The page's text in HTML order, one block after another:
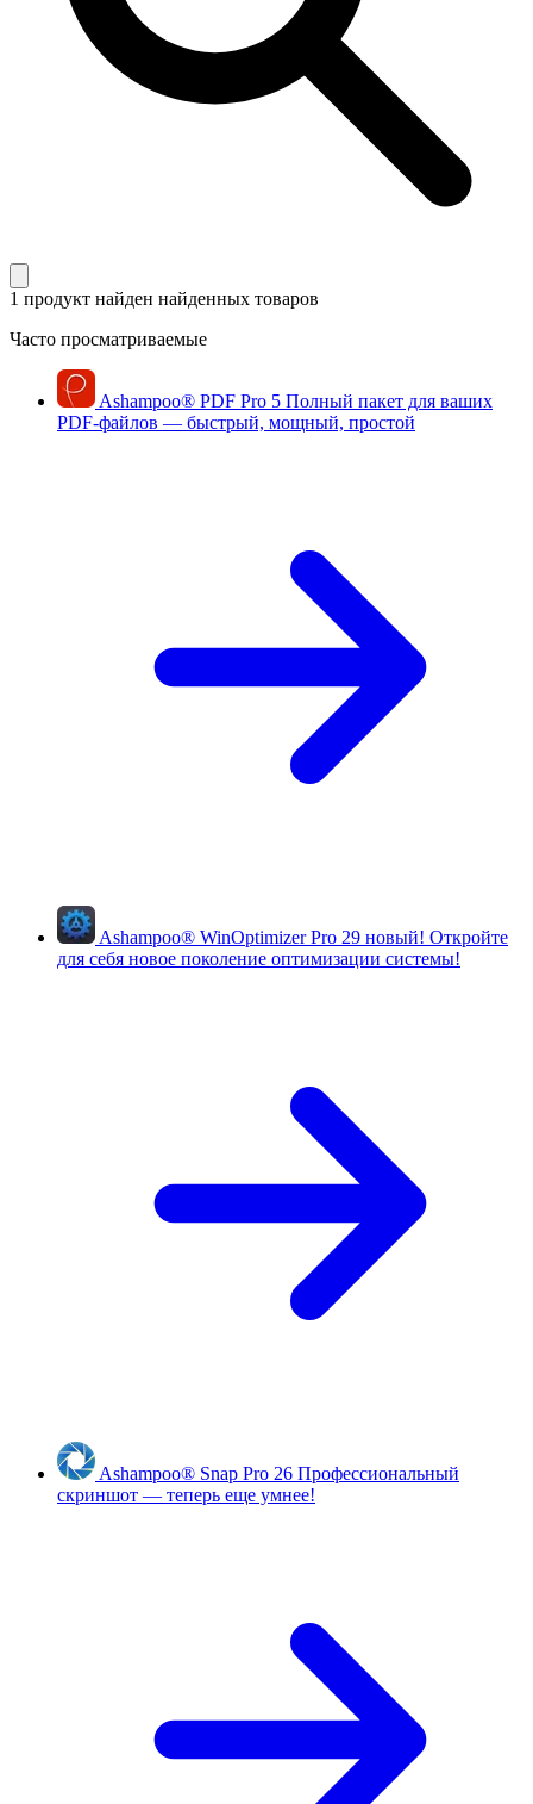
1 продукт найден найденных товаров
Часто просматриваемые
Ashampoo® PDF Pro 5 Полный пакет для ваших
PDF-файлов — быстрый, мощный, простой
Ashampoo® WinOptimizer Pro 29 новый! Откройте
для себя новое поколение оптимизации системы!
Ashampoo® Snap Pro 26 Профессиональный
скриншот — теперь еще умнее!